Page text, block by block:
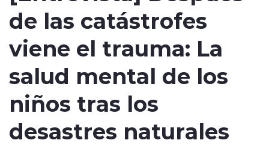
ACTUALIDAD
TENDENCIAS
DEPORTES
de las catástrofes
viene el trauma: La
salud mental de los
niños tras los
desastres naturales